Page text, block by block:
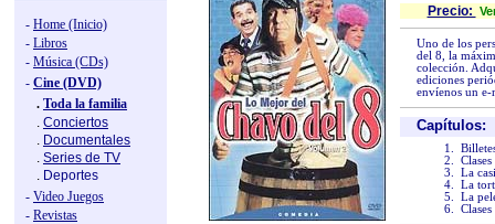
- Home (Inicio)
- Libros
- Música (CDs)
- Cine (DVD)
. Toda la familia
. Conciertos
. Documentales
. Series de TV
. Deportes
- Video Juegos
- Revistas
Precio:
Uno de los
del 8, la
colección.
ediciones
envíenos un
Capítulos:
1.
2.
3.
La
4.
La
5.
La
6.